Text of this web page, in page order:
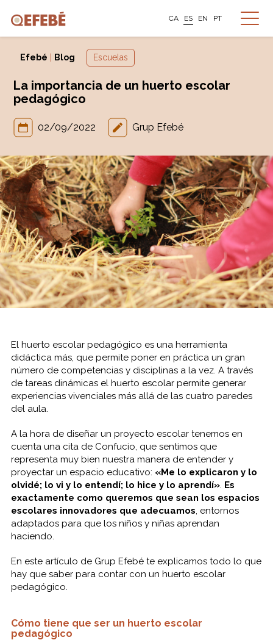
CA ES EN PT
Efebé Blog Escuelas
La importancia de un huerto escolar
pedagógico
02/09/2022 Grup Efebé
El huerto escolar pedagógico es una herramienta
didáctica más, que permite poner en práctica un gran
número de competencias y disciplinas a la vez. A través
de tareas dinámicas el huerto escolar permite generar
experiencias vivenciales más allá de las cuatro paredes
del aula.
A la hora de diseñar un proyecto escolar tenemos en
cuenta una cita de Confucio, que sentimos que
representa muy bien nuestra manera de entender y
proyectar un espacio educativo: «Me lo explicaron y lo
olvidé; lo vi y lo entendí; lo hice y lo aprendí». Es
exactamente como queremos que sean los espacios
escolares innovadores que adecuamos, entornos
adaptados para que los niños y niñas aprendan
haciendo.
En este artículo de Grup Efebé te explicamos todo lo que
hay que saber para contar con un huerto escolar
pedagógico.
Cómo tiene que ser un huerto escolar
pedagógico